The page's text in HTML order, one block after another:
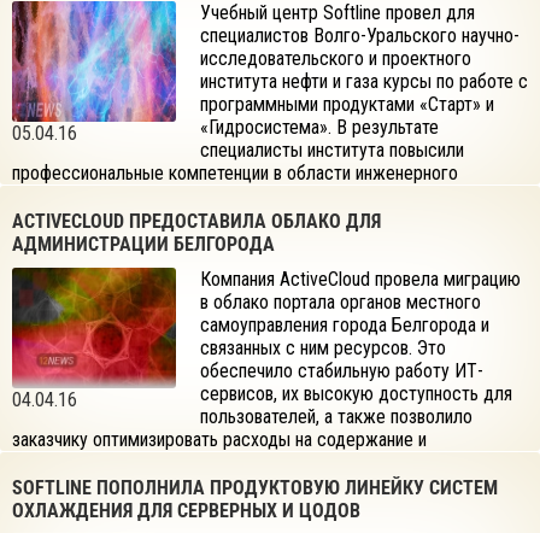
05.04.16
Учебный центр Softline провел для
специалистов Волго-Уральского научно-
исследовательского и проектного
института нефти и газа курсы по работе с
программными продуктами «Старт» и
«Гидросистема». В результате
специалисты института повысили
профессиональные компетенции в области инженерного
ACTIVECLOUD ПРЕДОСТАВИЛА ОБЛАКО ДЛЯ
АДМИНИСТРАЦИИ БЕЛГОРОДА
04.04.16
Компания ActiveCloud провела миграцию
в облако портала органов местного
самоуправления города Белгорода и
связанных с ним ресурсов. Это
обеспечило стабильную работу ИТ-
сервисов, их высокую доступность для
пользователей, а также позволило
заказчику оптимизировать расходы на содержание и
SOFTLINE ПОПОЛНИЛА ПРОДУКТОВУЮ ЛИНЕЙКУ СИСТЕМ
ОХЛАЖДЕНИЯ ДЛЯ СЕРВЕРНЫХ И ЦОДОВ